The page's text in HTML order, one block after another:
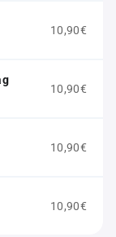
10,90€
10,90€
10,90€
10,90€